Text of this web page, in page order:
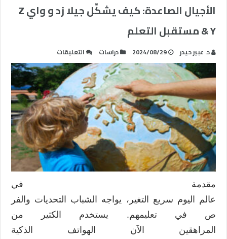
الأجيال الصاعدة: كيف يشكِّل جيلا زد و واي Z
& Y مستقبل التعلم
د. عبير حيدر 2024/08/29 دراسات التعليقات
الأجيال
الصاعدة:
كيف
يشكِّل
جيلا
زد
و
واي
Z
&
التعلم
مغلقة
مقدمة في
عالم اليوم سريع التغير، يواجه الشباب التحديات والفر
ص في تعليمهم. يستخدم الكثير من
المراهقين الآن الهواتف الذكية